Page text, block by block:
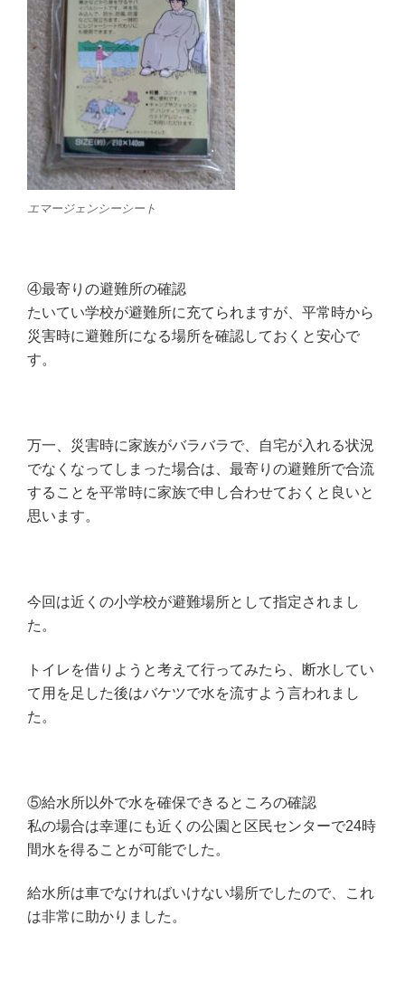
エマージェンシーシート
④最寄りの避難所の確認
たいてい学校が避難所に充てられますが、平常時から
災害時に避難所になる場所を確認しておくと安心で
す。
万一、災害時に家族がバラバラで、自宅が入れる状況
でなくなってしまった場合は、最寄りの避難所で合流
することを平常時に家族で申し合わせておくと良いと
思います。
今回は近くの小学校が避難場所として指定されまし
た。
トイレを借りようと考えて行ってみたら、断水してい
て用を足した後はバケツで水を流すよう言われまし
た。
⑤給水所以外で水を確保できるところの確認
私の場合は幸運にも近くの公園と区民センターで24時
間水を得ることが可能でした。
給水所は車でなければいけない場所でしたので、これ
は非常に助かりました。